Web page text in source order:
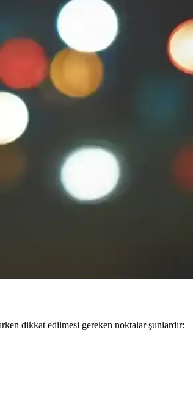
cildi nazikçe arındırır ve yaşlanmayı
önemlidir. Düzenli bakım ile
ve peptitler içerir, düzenli kullanımda gözle
değişiklikleriyle göz çevresi sağlığını
öne çıkar. Kendini ifade etmenin yeni yolu
dikkat edilmesi gereken noktalar şunlardır: